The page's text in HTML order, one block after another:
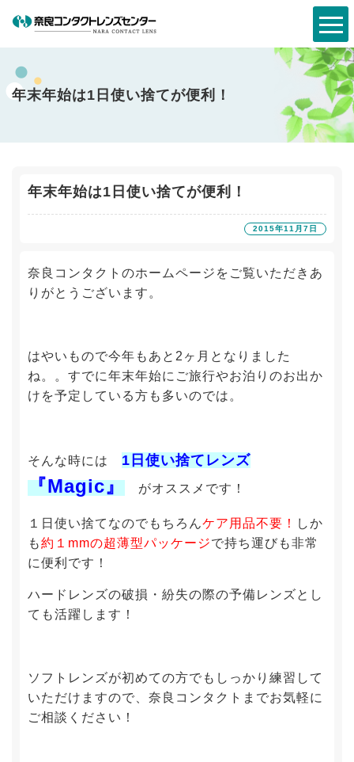
年末年始は1日使い捨てが便利！
年末年始は1日使い捨てが便利！
2015年11月7日
奈良コンタクトのホームページをご覧いただきあ
りがとうございます。
はやいもので今年もあと2ヶ月となりました
ね。。すでに年末年始にご旅行やお泊りのお出か
けを予定している方も多いのでは。
そんな時には 1日使い捨てレンズ
『Magic』 がオススメです！
１日使い捨てなのでもちろんケア用品不要！
しか
も約１mmの超薄型パッケージで持ち運びも非常
に便利です！
ハードレンズの破損・紛失の際の予備レンズとし
ても活躍します！
ソフトレンズが初めての方でもしっかり練習して
いただけますので、奈良コンタクトまでお気軽に
ご相談ください！